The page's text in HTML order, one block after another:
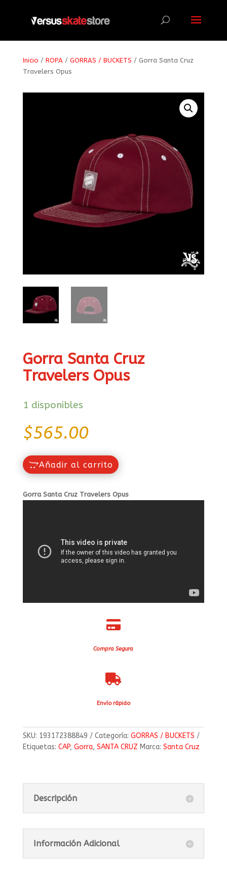
Inicio / ROPA/ GORRAS / BUCKETS / Gorra Santa Cruz
Travelers Opus
Gorra Santa Cruz
Travelers Opus
1 disponibles
$565.00
Añadir al carrito
Gorra Santa Cruz Travelers Opus

Compra Segura

Envío rápido
SKU: 193172388849 Categoría: GORRAS / BUCKETS
Etiquetas: CAP, Gorra, SANTA CRUZ Marca: Santa Cruz
Descripción
Información Adicional